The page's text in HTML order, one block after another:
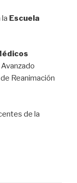
la Escuela
Reanimación
de la